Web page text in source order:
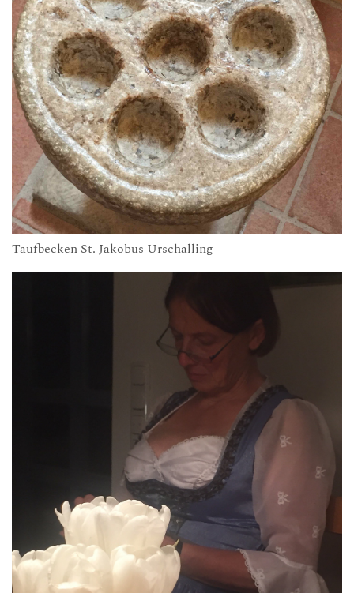
Taufbecken St. Jakobus Urschalling